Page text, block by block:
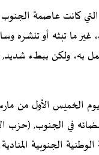
كانت عاصمة
ما تبثه أو تنشره
به، ولكن ببطء
في الجنوب, (حزب
الجنوبية